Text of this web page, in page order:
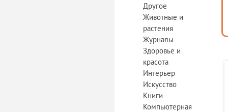
Другое
Животные и
растения
Журналы
Здоровье и
красота
Интерьер
Искусство
Книги
Компьютерная